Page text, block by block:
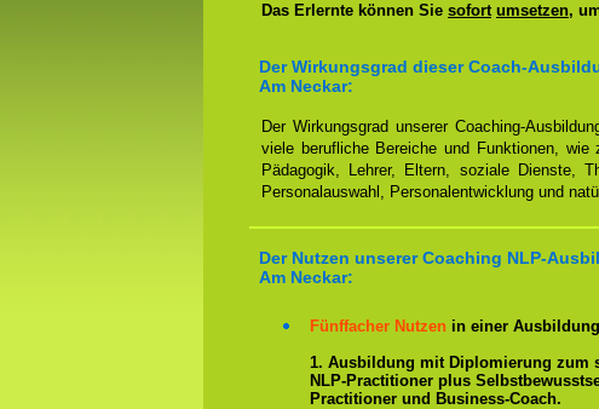
Das Erlernte können Sie sofort umsetzen,
Der Wirkungsgrad dieser Coach-
Am Neckar:
Der Wirkungsgrad unserer Coaching-
viele berufliche Bereiche und Funktionen,
Pädagogik, Lehrer, Eltern, soziale Dienste,
Personalauswahl, Personalentwicklung und
Der Nutzen unserer Coaching NLP-
Am Neckar:
Fünffacher Nutzen in einer
1. Ausbildung mit Diplomierung zum
NLP-Practitioner plus
Practitioner und Business-Coach.